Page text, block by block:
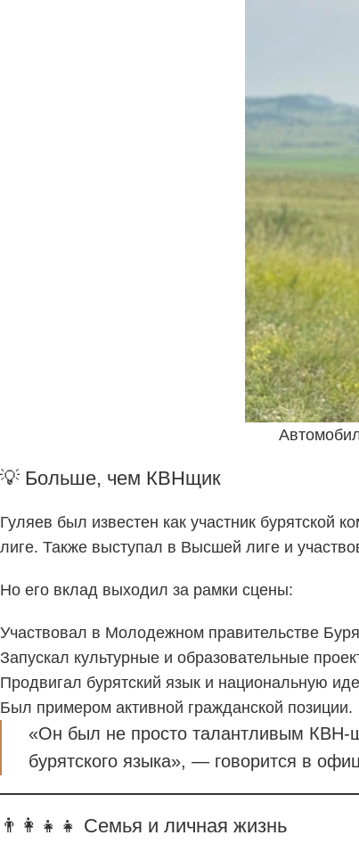
💡 Больше, чем КВНщик
Гуляев был известен как участник
лиге. Также выступал в Высшей лиге и
Но его вклад выходил за рамки сцены:
Участвовал в Молодежном правительстве
Запускал культурные и образовательные
Продвигал бурятский язык и национальную
Был примером активной гражданской позиции.
«Он был не просто талантливым КВН-
бурятского языка», — говорится в
👨‍👩‍👧‍👧 Семья и личная жизнь